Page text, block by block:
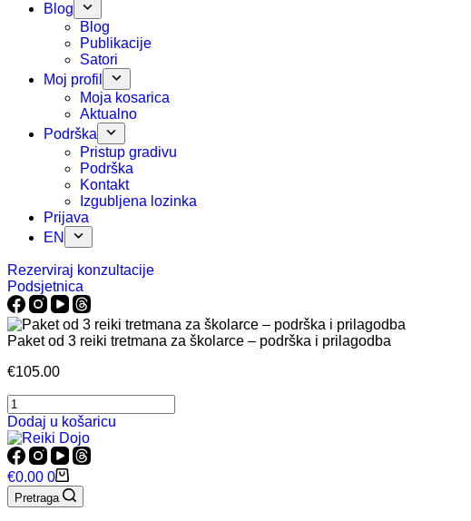
Blog
Blog
Publikacije
Satori
Moj profil
Moja kosarica
Aktualno
Podrška
Pristup gradivu
Podrška
Kontakt
Izgubljena lozinka
Prijava
EN
Rezerviraj konzultacije
Podsjetnica
Paket od 3 reiki tretmana za školarce – podrška i prilagodba
€105.00
Paket
od
3
reiki
tretmana
za
školarce
Dodaj u košaricu
Košarica
€0.00 0
Pretraga